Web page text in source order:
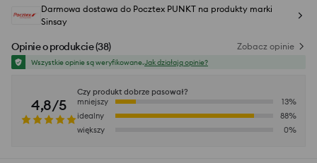
Darmowa dostawa do Pocztex PUNKT na produkty marki
Sinsay
Opinie o produkcie(38) Zobacz opinie
Wszystkie opinie są weryfikowane.Jak działają opinie?
4,8/5
Czy produkt dobrze pasował?
mniejszy
13%
idealny
88%
większy
0%